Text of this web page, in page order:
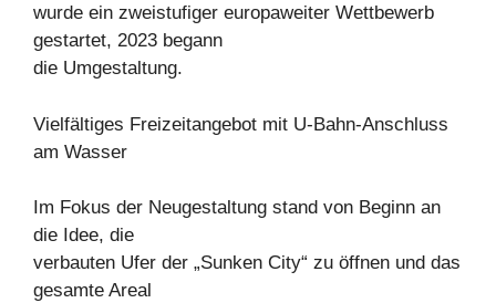
wurde ein zweistufiger europaweiter Wettbewerb
gestartet, 2023 begann
die Umgestaltung.
Vielfältiges Freizeitangebot mit U-Bahn-Anschluss
am Wasser
Im Fokus der Neugestaltung stand von Beginn an
die Idee, die
verbauten Ufer der „Sunken City“ zu öffnen und das
gesamte Areal